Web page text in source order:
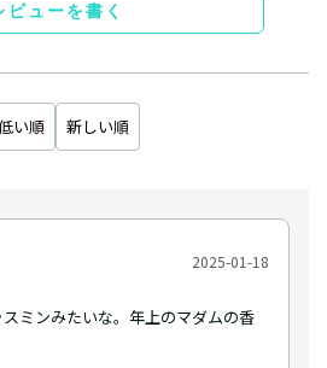
ビューを書く
い順 新しい順
2025-01-18
ミンみたいな。年上のマダムの香